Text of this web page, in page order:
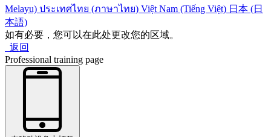
Melayu) ประเทศไทย (ภาษาไทย) Việt Nam (Tiếng Việt) 日本 (日
本語)
如有必要，您可以在此处更改您的区域。
返回
Professional training page